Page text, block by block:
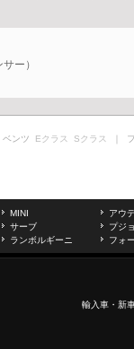
ー）
ベンツ Eクラス Sクラス ｜
MINI アウ
サーブ プジ
ランボルギーニ フォ
輸入車 ・新